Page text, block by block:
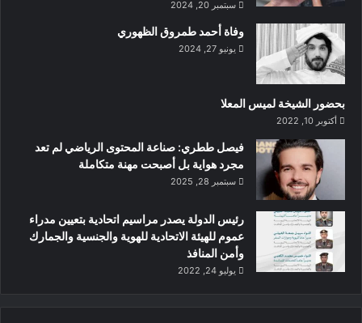
سبتمبر 20, 2024
وفاة أحمد طمروق الظهوري
يونيو 27, 2024
بحضور الشيخة لميس المعلا
أكتوبر 10, 2022
‏فيصل ططري: صناعة المحتوى الرياضي لم تعد
مجرد هواية بل أصبحت مهنة متكاملة
سبتمبر 28, 2025
رئيس الدولة يصدر مراسيم اتحادية بتعيين مدراء
عموم للهيئة الاتحادية للهوية والجنسية والجمارك
وأمن المنافذ
يوليو 24, 2022